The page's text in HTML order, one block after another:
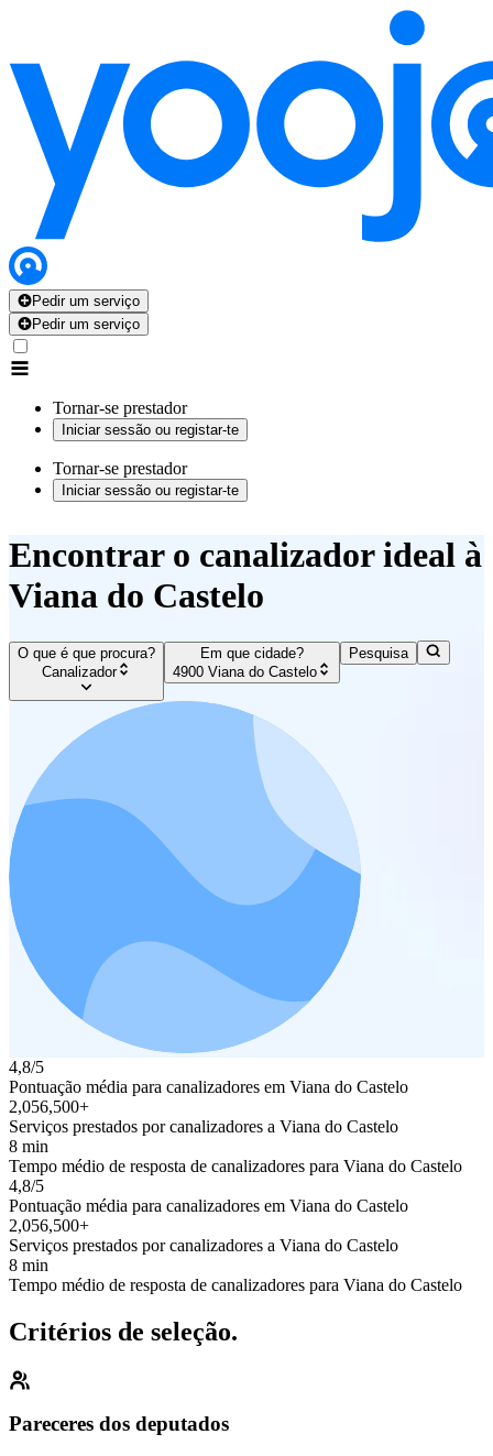
Pedir um serviço
Pedir um serviço
Tornar-se prestador
Iniciar sessão ou registar-te
Tornar-se prestador
Iniciar sessão ou registar-te
Encontrar o canalizador ideal à
Viana do Castelo
O que é que procura?
Canalizador
Em que cidade?
4900 Viana do Castelo
Pesquisa
4,8/5
Pontuação média para canalizadores em Viana do Castelo
2,056,500+
Serviços prestados por canalizadores a Viana do Castelo
8 min
Tempo médio de resposta de canalizadores para Viana do Castelo
4,8/5
Pontuação média para canalizadores em Viana do Castelo
2,056,500+
Serviços prestados por canalizadores a Viana do Castelo
8 min
Tempo médio de resposta de canalizadores para Viana do Castelo
Critérios de seleção.
Pareceres dos deputados